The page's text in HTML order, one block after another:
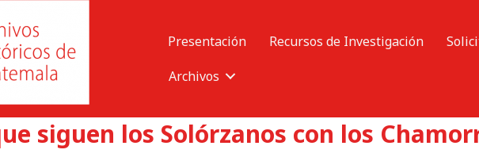
Presentación Recursos de Investigación
Archivos
siguen los Solórzanos con los